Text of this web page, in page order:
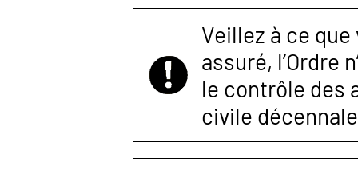
Veillez à ce
assuré, l’Ordre
le contrôle des
civile